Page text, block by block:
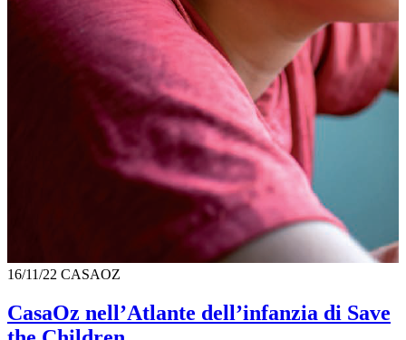
16/11/22 CASAOZ
CasaOz nell’Atlante dell’infanzia di Save